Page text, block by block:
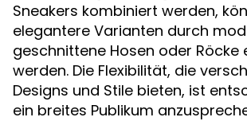
Sneakers kombiniert werden,
elegantere Varianten durch
geschnittene Hosen oder Röcke
werden. Die Flexibilität, die
Designs und Stile bieten, ist
ein breites Publikum